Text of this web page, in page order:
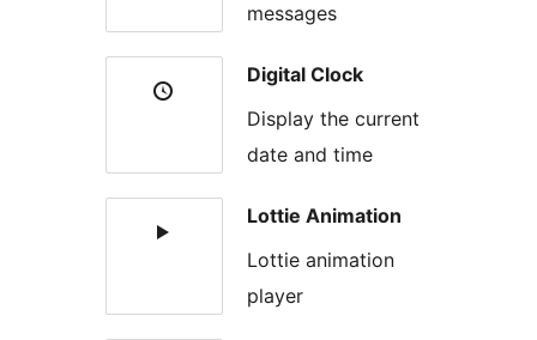
messages
Digital Clock
Display the current
date and time
Lottie Animation
Lottie animation
player